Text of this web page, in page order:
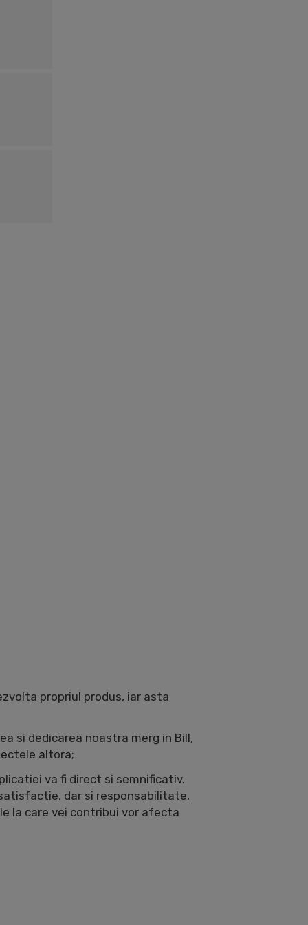
propriul produs, iar asta
si dedicarea noastra merg in Bill,
altora;
va fi direct si semnificativ.
dar si responsabilitate,
la care vei contribui vor afecta